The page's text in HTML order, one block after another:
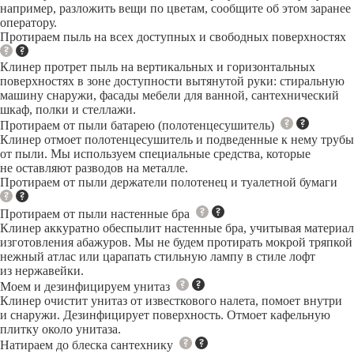
например, разложить вещи по цветам, сообщите об этом заранее
оператору.
Протираем пыль на всех доступных и свободных поверхностях
Клинер протрет пыль на вертикальных и горизонтальных
поверхностях в зоне доступности вытянутой руки: стиральную
машину снаружи, фасады мебели для ванной, сантехнический
шкаф, полки и стеллажи.
Протираем от пыли батарею (полотенцесушитель)
Клинер отмоет полотенцесушитель и подведенные к нему трубы
от пыли. Мы используем специальные средства, которые
не оставляют разводов на металле.
Протираем от пыли держатели полотенец и туалетной бумаги
Протираем от пыли настенные бра
Клинер аккуратно обеспылит настенные бра, учитывая материал
изготовления абажуров. Мы не будем протирать мокрой тряпкой
нежный атлас или царапать стильную лампу в стиле лофт
из нержавейки.
Моем и дезинфицируем унитаз
Клинер очистит унитаз от известкового налета, помоет внутри
и снаружи. Дезинфицирует поверхность. Отмоет кафельную
плитку около унитаза.
Натираем до блеска сантехнику